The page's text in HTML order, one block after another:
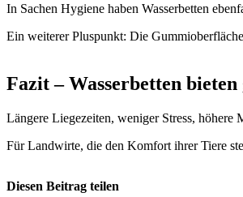
In Sachen Hygiene haben Wasserbetten
Ein weiterer Pluspunkt: Die
Fazit – Wasserbetten
Längere Liegezeiten, weniger Stress,
Für Landwirte, die den Komfort ihrer Tiere
Diesen Beitrag teilen